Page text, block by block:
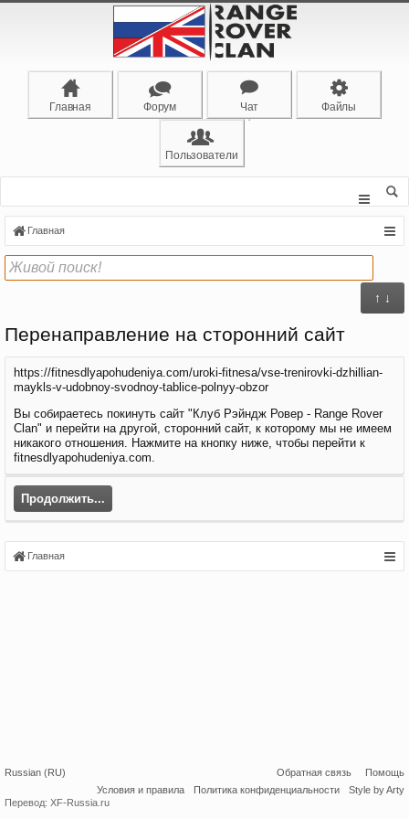
Главная Форум Чат Файлы
Пользователи
Главная
↑ ↓
Перенаправление на сторонний сайт
https://fitnesdlyapohudeniya.com/uroki-fitnesa/vse-trenirovki-dzhillian-
maykls-v-udobnoy-svodnoy-tablice-polnyy-obzor
Вы собираетесь покинуть сайт "Клуб Рэйндж Ровер - Range Rover
Clan" и перейти на другой, сторонний сайт, к которому мы не имеем
никакого отношения. Нажмите на кнопку ниже, чтобы перейти к
fitnesdlyapohudeniya.com.
Продолжить...
Главная
Russian (RU) Обратная связь
Помощь
Условия и правила
Политика конфиденциальности
Style by Arty
Перевод: XF-Russia.ru